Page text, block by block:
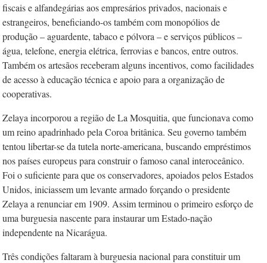
fiscais e alfandegárias aos empresários privados, nacionais e
estrangeiros, beneficiando-os também com monopólios de
produção – aguardente, tabaco e pólvora – e serviços públicos –
água, telefone, energia elétrica, ferrovias e bancos, entre outros.
Também os artesãos receberam alguns incentivos, como facilidades
de acesso à educação técnica e apoio para a organização de
cooperativas.
Zelaya incorporou a região de La Mosquitia, que funcionava como
um reino apadrinhado pela Coroa britânica. Seu governo também
tentou libertar-se da tutela norte-americana, buscando empréstimos
nos países europeus para construir o famoso canal interoceânico.
Foi o suficiente para que os conservadores, apoiados pelos Estados
Unidos, iniciassem um levante armado forçando o presidente
Zelaya a renunciar em 1909. Assim terminou o primeiro esforço de
uma burguesia nascente para instaurar um Estado-nação
independente na Nicarágua.
Três condições faltaram à burguesia nacional para constituir um